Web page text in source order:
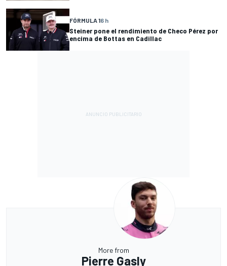
FÓRMULA 16 h
Steiner pone el rendimiento de Checo Pérez por
encima de Bottas en Cadillac
More from
Pierre Gasly